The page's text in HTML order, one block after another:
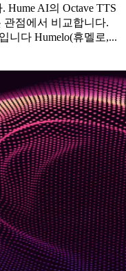
Hume AI의 Octave TTS
점에서 비교합니다.
니다 Humelo(휴멜로,...